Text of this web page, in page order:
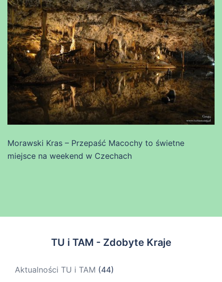
Morawski Kras – Przepaść Macochy to świetne
miejsce na weekend w Czechach
TU i TAM - Zdobyte Kraje
Aktualności TU i TAM (44)